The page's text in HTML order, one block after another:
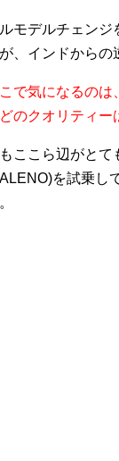
モデルチェンジ
、インドからの
で気になるのは
のクオリティー
ここら辺がとて
を試乗し